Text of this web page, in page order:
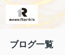
ブログ一覧